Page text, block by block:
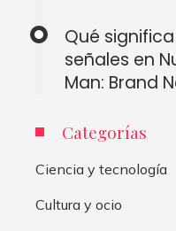
Qué
señales en
Man: Brand
Categorías
Ciencia y tecnología
Cultura y ocio